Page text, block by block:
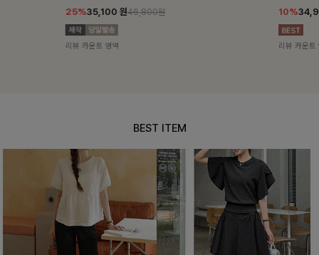
25%35,100원 46,800원
리뷰 카운트 영역
10%
리뷰 카운트 영
BEST ITEM